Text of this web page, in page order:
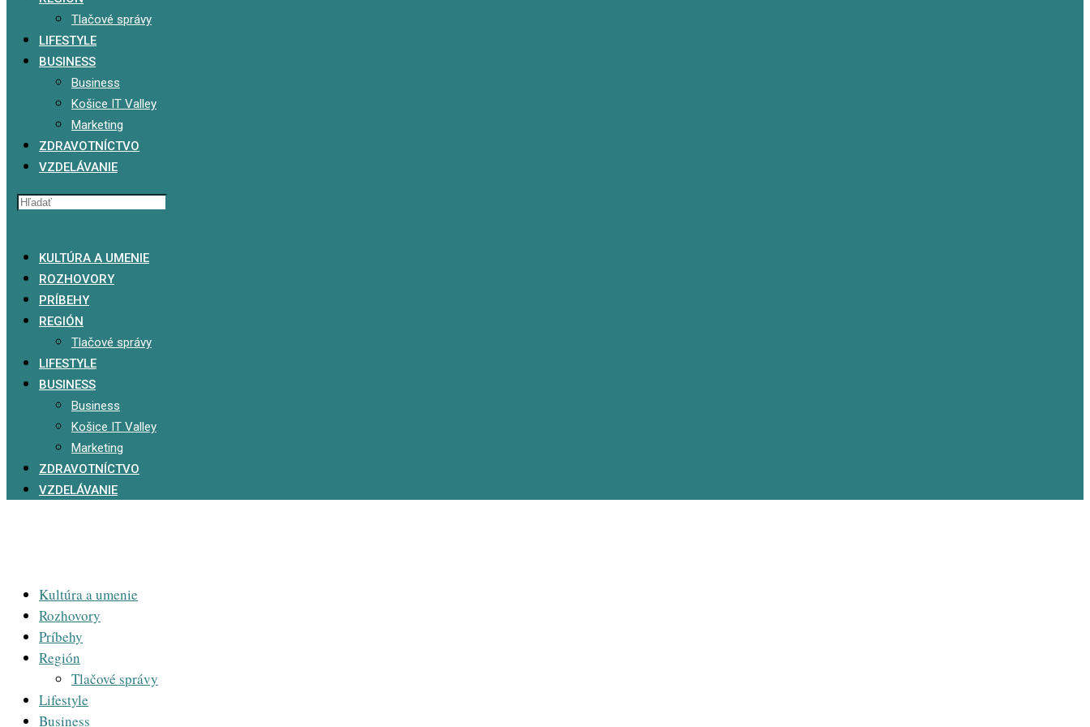
Tlačové správy
LIFESTYLE
BUSINESS
Business
Košice IT Valley
Marketing
ZDRAVOTNÍCTVO
VZDELÁVANIE
KULTÚRA A UMENIE
ROZHOVORY
PRÍBEHY
REGIÓN
Tlačové správy
LIFESTYLE
BUSINESS
Business
Košice IT Valley
Marketing
ZDRAVOTNÍCTVO
VZDELÁVANIE
Kultúra a umenie
Rozhovory
Príbehy
Región
Tlačové správy
Lifestyle
Business